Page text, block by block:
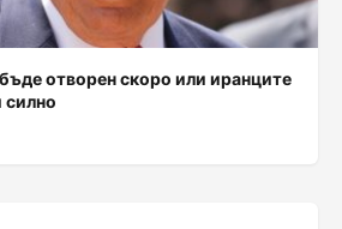
отворен скоро или иранците
силно